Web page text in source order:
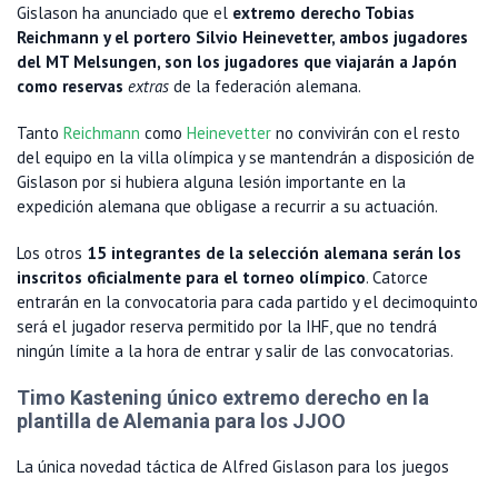
Gislason ha anunciado que el extremo derecho Tobias
Reichmann y el portero Silvio Heinevetter, ambos jugadores
del MT Melsungen, son los jugadores que viajarán a Japón
como reservas extras de la federación alemana.
Tanto Reichmann como Heinevetter no convivirán con el resto
del equipo en la villa olímpica y se mantendrán a disposición de
Gislason por si hubiera alguna lesión importante en la
expedición alemana que obligase a recurrir a su actuación.
Los otros 15 integrantes de la selección alemana serán los
inscritos oficialmente para el torneo olímpico. Catorce
entrarán en la convocatoria para cada partido y el decimoquinto
será el jugador reserva permitido por la IHF, que no tendrá
ningún límite a la hora de entrar y salir de las convocatorias.
Timo Kastening único extremo derecho en la
plantilla de Alemania para los JJOO
La única novedad táctica de Alfred Gislason para los juegos